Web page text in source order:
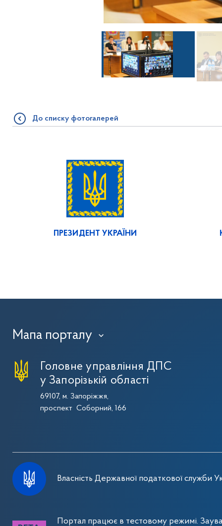
До списку фотогалерей
ПРЕЗИДЕНТ УКРАЇНИ
Мапа порталу ›
Головне управління ДПС
у Запорізькій області
69107, м. Запоріжжя,
проспект Соборний, 166
Власність Державної податкової служби
Портал працює в тестовому режимі.